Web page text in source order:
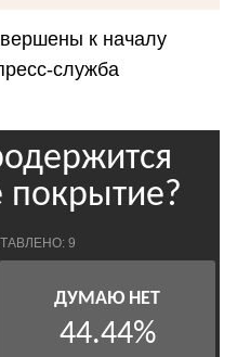
к началу
служба